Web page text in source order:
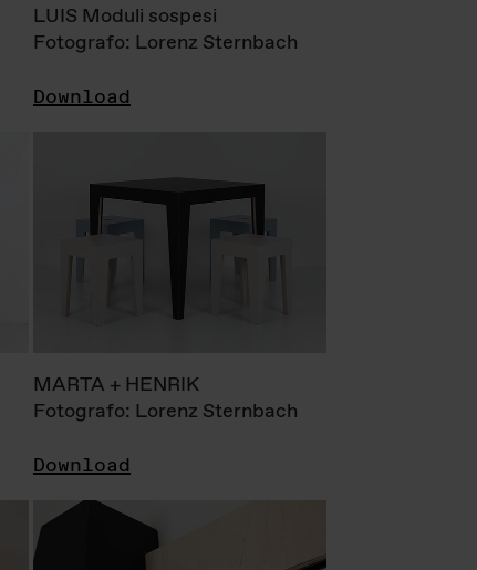
LUIS Moduli sospesi
Fotografo: Lorenz Sternbach
Download
MARTA + HENRIK
Fotografo: Lorenz Sternbach
Download